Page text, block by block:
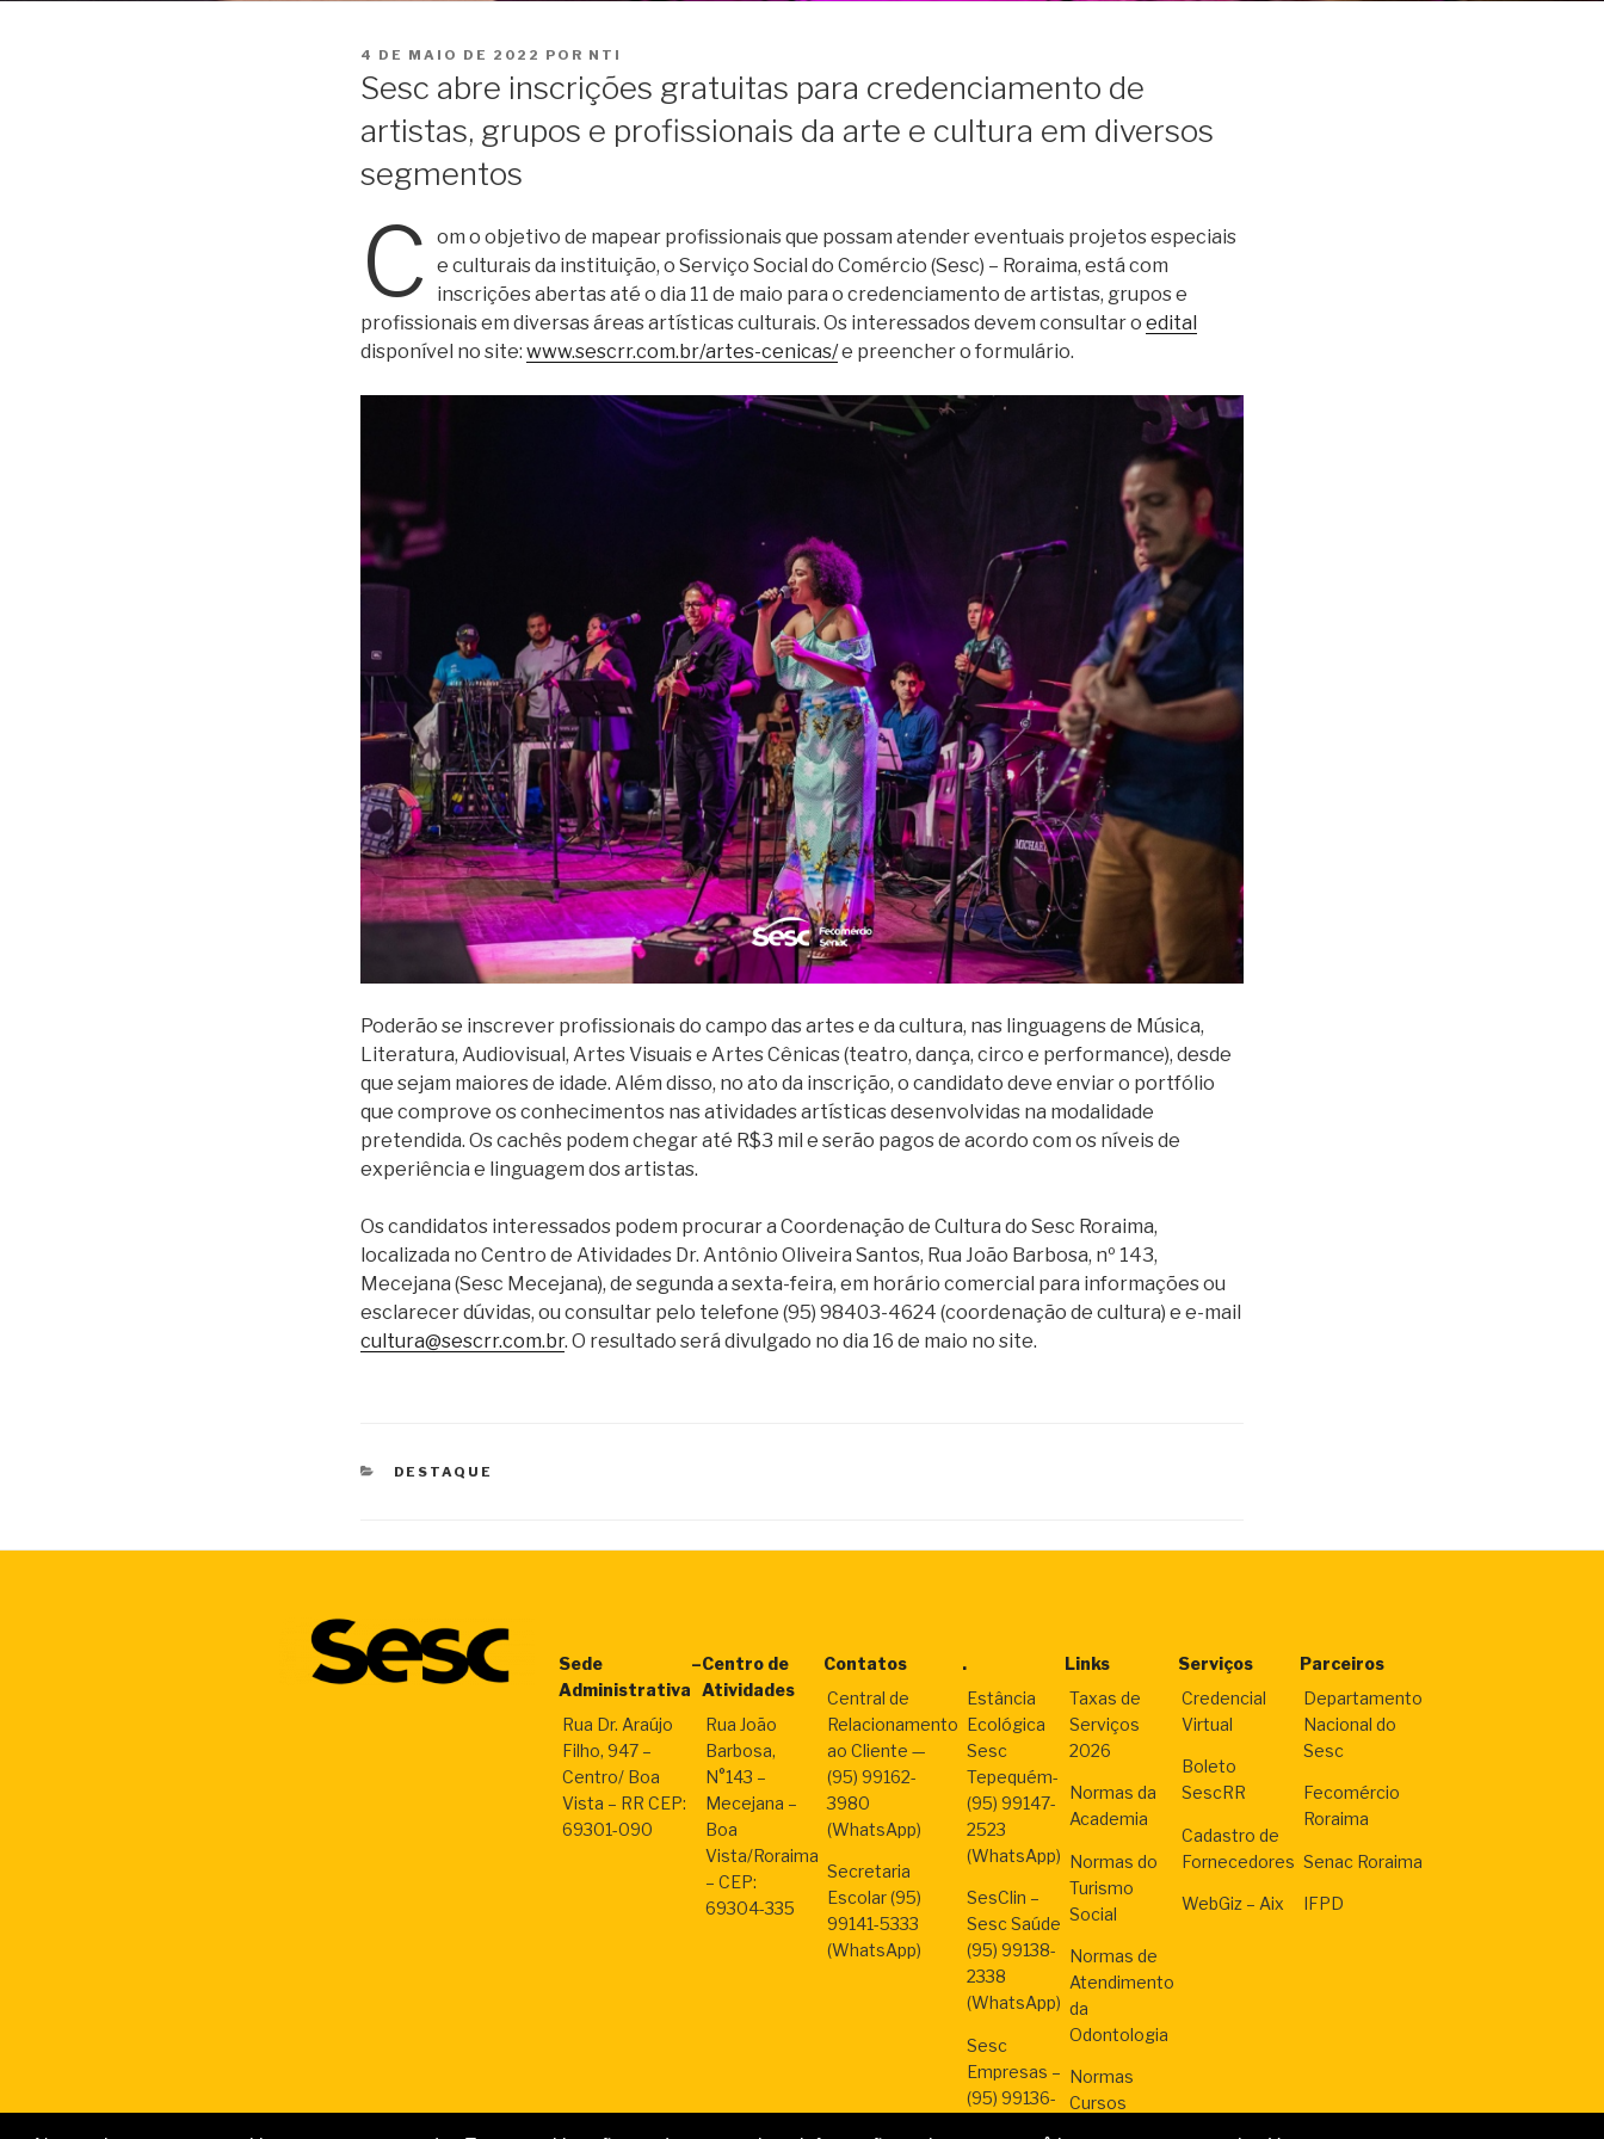
PUBLICADO
EM
4 DE MAIO DE 2022 POR NTI
Sesc abre inscrições gratuitas para credenciamento de
artistas, grupos e profissionais da arte e cultura em diversos
segmentos
C
om o objetivo de mapear profissionais que possam atender eventuais projetos especiais
e culturais da instituição, o Serviço Social do Comércio (Sesc) – Roraima, está com
inscrições abertas até o dia 11 de maio para o credenciamento de artistas, grupos e
profissionais em diversas áreas artísticas culturais. Os interessados devem consultar o edital
disponível no site: www.sescrr.com.br/artes-cenicas/e preencher o formulário.
Poderão se inscrever profissionais do campo das artes e da cultura, nas linguagens de Música,
Literatura, Audiovisual, Artes Visuais e Artes Cênicas (teatro, dança, circo e performance), desde
que sejam maiores de idade. Além disso, no ato da inscrição, o candidato deve enviar o portfólio
que comprove os conhecimentos nas atividades artísticas desenvolvidas na modalidade
pretendida. Os cachês podem chegar até R$3 mil e serão pagos de acordo com os níveis de
experiência e linguagem dos artistas.
Os candidatos interessados podem procurar a Coordenação de Cultura do Sesc Roraima,
localizada no Centro de Atividades Dr. Antônio Oliveira Santos, Rua João Barbosa, nº 143,
Mecejana (Sesc Mecejana), de segunda a sexta-feira, em horário comercial para informações ou
esclarecer dúvidas, ou consultar pelo telefone (95) 98403-4624 (coordenação de cultura) e e-mail
cultura@sescrr.com.br. O resultado será divulgado no dia 16 de maio no site.
CATEGORIAS
DESTAQUE
Sede
Administrativa
Rua Dr. Araújo
Filho, 947 –
Centro/ Boa
Vista – RR CEP:
69301-090
–Centro de
Atividades
Rua João
Barbosa,
N°143 –
Mecejana –
Boa
Vista/Roraima
– CEP:
69304-335
Contatos
Central de
Relacionamento
ao Cliente —
(95) 99162-
3980
(WhatsApp)
Secretaria
Escolar (95)
99141-5333
(WhatsApp)
.
Estância
Ecológica
Sesc
Tepequém-
(95) 99147-
2523
(WhatsApp)
SesClin –
Sesc Saúde
(95) 99138-
2338
(WhatsApp)
Sesc
Empresas –
(95) 99136-
Links
Taxas de
Serviços
2026
Normas da
Academia
Normas do
Turismo
Social
Normas de
Atendimento
da
Odontologia
Normas
Cursos
Serviços
Credencial
Virtual
Boleto
SescRR
Cadastro de
Fornecedores
WebGiz – Aix
Parceiros
Departamento
Nacional do
Sesc
Fecomércio
Roraima
Senac Roraima
IFPD